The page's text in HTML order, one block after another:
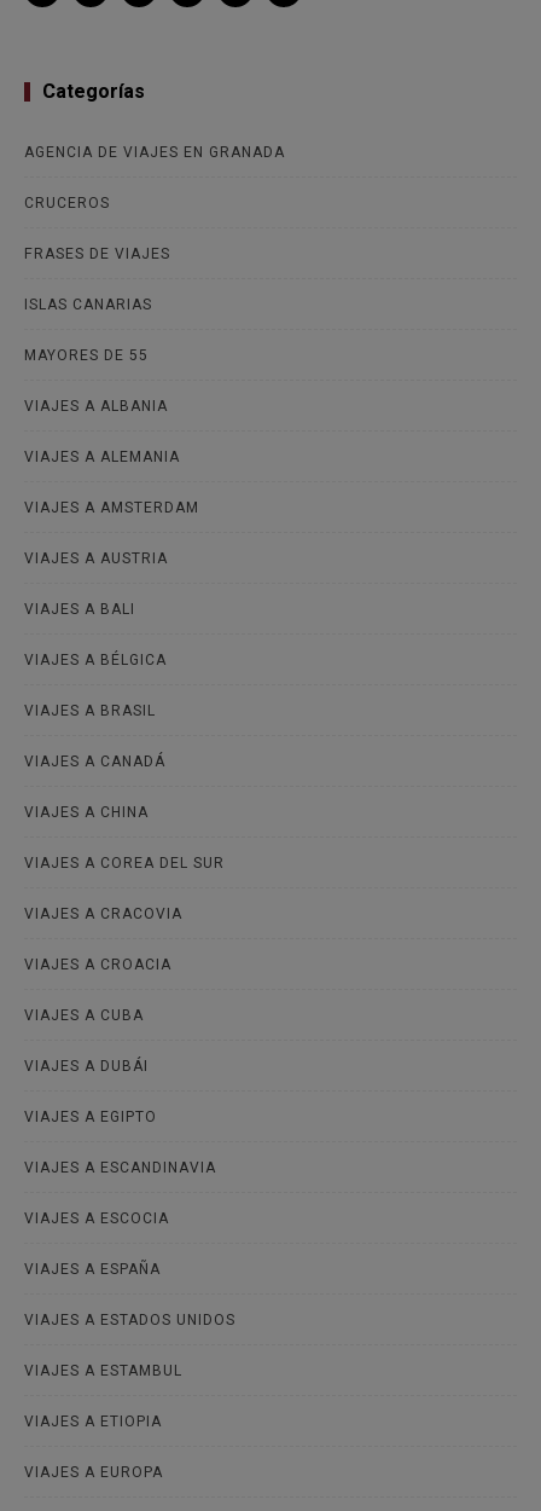
Categorías
AGENCIA DE VIAJES EN GRANADA
CRUCEROS
FRASES DE VIAJES
ISLAS CANARIAS
MAYORES DE 55
VIAJES A ALBANIA
VIAJES A ALEMANIA
VIAJES A AMSTERDAM
VIAJES A AUSTRIA
VIAJES A BALI
VIAJES A BÉLGICA
VIAJES A BRASIL
VIAJES A CANADÁ
VIAJES A CHINA
VIAJES A COREA DEL SUR
VIAJES A CRACOVIA
VIAJES A CROACIA
VIAJES A CUBA
VIAJES A DUBÁI
VIAJES A EGIPTO
VIAJES A ESCANDINAVIA
VIAJES A ESCOCIA
VIAJES A ESPAÑA
VIAJES A ESTADOS UNIDOS
VIAJES A ESTAMBUL
VIAJES A ETIOPIA
VIAJES A EUROPA